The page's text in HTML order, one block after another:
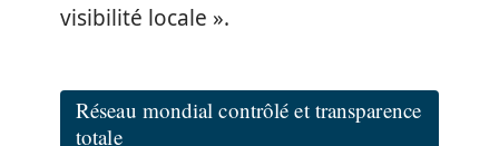
visibilité locale ».
Réseau mondial contrôlé et transparence
totale